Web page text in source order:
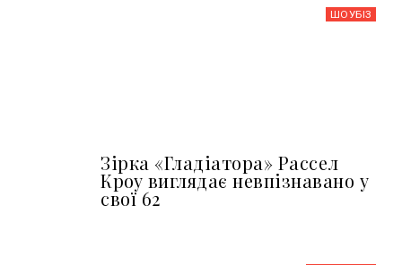
ШОУБIЗ
Зірка «Гладіатора» Рассел
Кроу виглядає невпізнавано у
свої 62